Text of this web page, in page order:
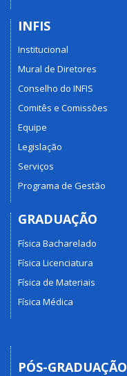
INFIS
Institucional
Mural de Diretores
Conselho do INFIS
Comitês e Comissões
Equipe
Legislação
Serviços
Programa de Gestão
GRADUAÇÃO
Física Bacharelado
Física Licenciatura
Física de Materiais
Física Médica
PÓS-GRADUAÇÃO